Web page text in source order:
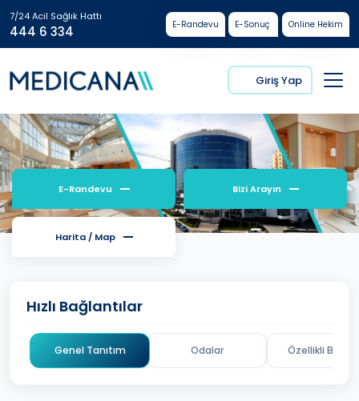
7/24 Acil Sağlık Hattı
444 6 334 E-Randevu E-Sonuç Online Hekim
Giriş Yap
E-Randevu Bizi Arayın
Harita / Map
Hızlı Bağlantılar
Genel Tanıtım Odalar Özellikli